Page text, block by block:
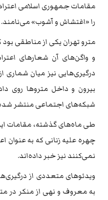
مقامات جمهوری اسلامی
را «اغتشاش و آشوب» می‌نامند.
مترو تهران یکی از مناطقی
و واگن‌های آن شعارهای
درگیری‌هایی نیز میان شماری
بیرون و داخل متروها روی
شبکه‌های اجتماعی منتشر
طی ماه‌های گذشته، مقامات
چهره علیه زنانی که به
نمی‌کنند نیز خبر داده‌اند.
ویدئوهای متعددی از
به معروف و نهی از منکر در